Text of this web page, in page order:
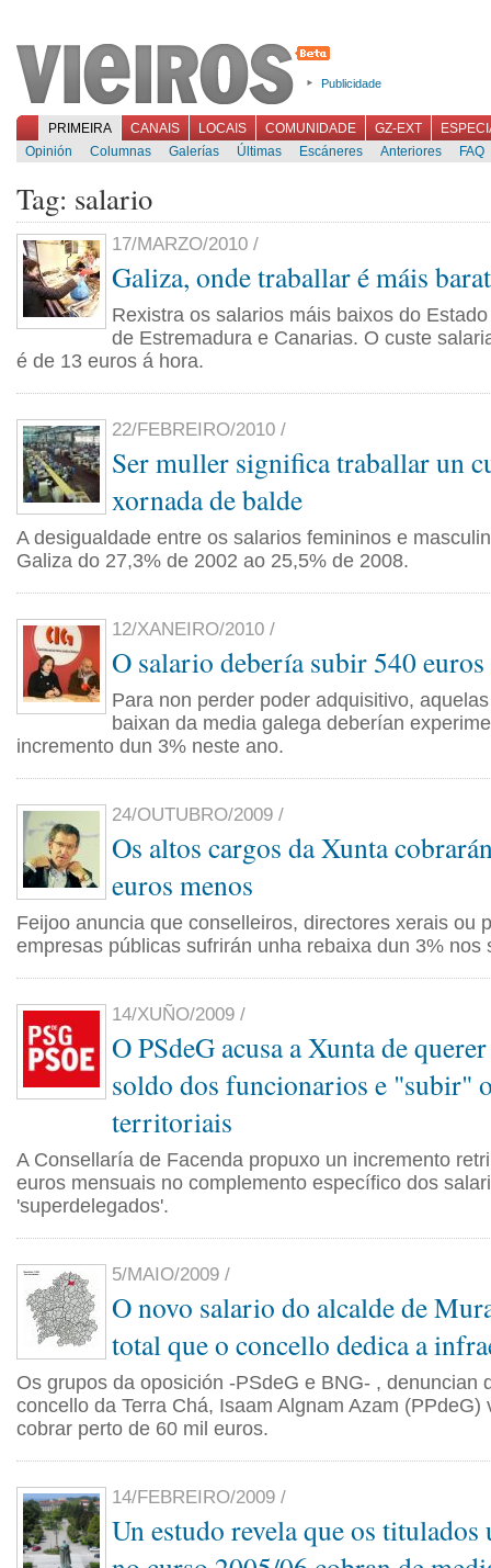
Publicidade
PRIMEIRA CANAIS LOCAIS COMUNIDADE GZ-EXT
Opinión
Columnas Galerías Últimas Escáneres Anteriores FAQ
Tag: salario
17/MARZO/2010 /
Galiza, onde traballar é máis
Rexistra os salarios máis baixos do
de Estremadura e Canarias. O custe
é de 13 euros á hora.
22/FEBREIRO/2010 /
Ser muller significa traballar un
xornada de balde
A desigualdade entre os salarios femininos e
Galiza do 27,3% de 2002 ao 25,5% de 2008.
12/XANEIRO/2010 /
O salario debería subir 540 euros
Para non perder poder adquisitivo,
baixan da media galega deberían
incremento dun 3% neste ano.
24/OUTUBRO/2009 /
Os altos cargos da Xunta
euros menos
Feijoo anuncia que conselleiros, directores xerais ou
empresas públicas sufrirán unha rebaixa dun 3% nos
14/XUÑO/2009 /
O PSdeG acusa a Xunta de
soldo dos funcionarios e "subir"
territoriais
A Consellaría de Facenda propuxo un incremento
euros mensuais no complemento específico dos
'superdelegados'.
5/MAIO/2009 /
O novo salario do alcalde de
total que o concello dedica a
Os grupos da oposición -PSdeG e BNG- , denuncian
concello da Terra Chá, Isaam Algnam Azam (PPdeG)
cobrar perto de 60 mil euros.
14/FEBREIRO/2009 /
Un estudo revela que os